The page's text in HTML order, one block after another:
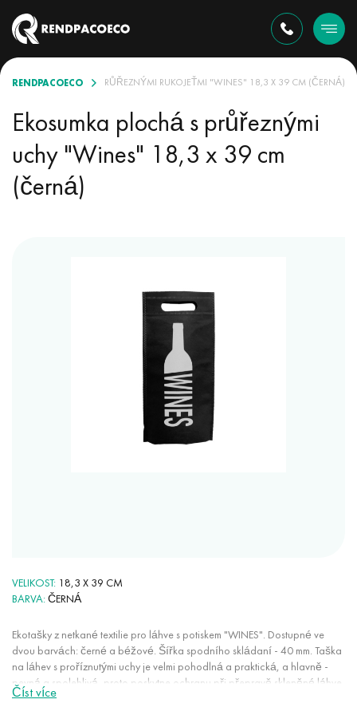
RENDPACOECO
EKOSUMKA PLOCHÁ S PRŮŘEZNÝMI RUKOJEŤMI "WINES" 18,3 X 39 CM (ČERNÁ)
Ekosumka plochá s průřeznými
uchy "Wines" 18,3 x 39 cm
(černá)
VELIKOST
18,3 X 39 CM
BARVA ČERNÁ
Ekotašky z netkané textilie pro láhve s potiskem "WINES". Dostupné ve
dvou barvách: černé a béžové. Šířka spodního skládaní - 40 mm. Taška
na láhev s proříznutými uchy je velmi pohodlná a praktická, a hlavně -
pevná a spolehlivá, proto poskytne ochranu při přepravě skleněné láhve.
Vypadá stylově a originálně. Udělá z dárku maximálně reprezentativní a
Číst více